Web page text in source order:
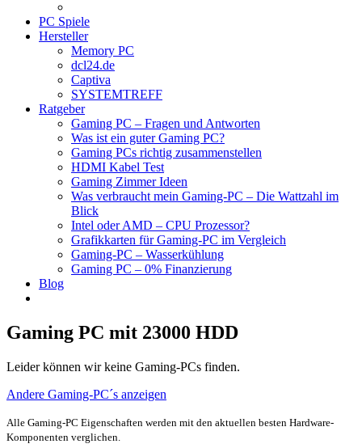
PC Spiele
Hersteller
Memory PC
dcl24.de
Captiva
SYSTEMTREFF
Ratgeber
Gaming PC – Fragen und Antworten
Was ist ein guter Gaming PC?
Gaming PCs richtig zusammenstellen
HDMI Kabel Test
Gaming Zimmer Ideen
Was verbraucht mein Gaming-PC – Die Wattzahl im
Blick
Intel oder AMD – CPU Prozessor?
Grafikkarten für Gaming-PC im Vergleich
Gaming-PC – Wasserkühlung
Gaming PC – 0% Finanzierung
Blog
Gaming PC mit 23000 HDD
Leider können wir keine Gaming-PCs finden.
Andere Gaming-PC´s anzeigen
Alle Gaming-PC Eigenschaften werden mit den aktuellen besten Hardware-
Komponenten verglichen.